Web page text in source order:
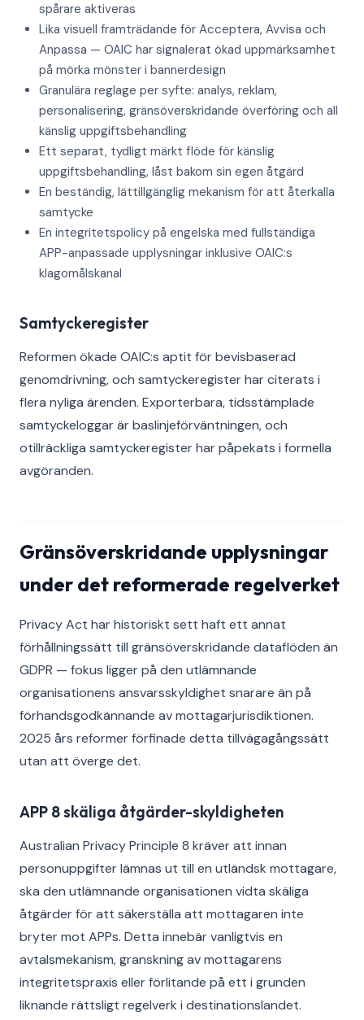
spårare aktiveras
Lika visuell framträdande för Acceptera, Avvisa och
Anpassa — OAIC har signalerat ökad uppmärksamhet
på mörka mönster i bannerdesign
Granulära reglage per syfte: analys, reklam,
personalisering, gränsöverskridande överföring och all
känslig uppgiftsbehandling
Ett separat, tydligt märkt flöde för känslig
uppgiftsbehandling, låst bakom sin egen åtgärd
En beständig, lättillgänglig mekanism för att återkalla
samtycke
En integritetspolicy på engelska med fullständiga
APP-anpassade upplysningar inklusive OAIC:s
klagomålskanal
Samtyckeregister
Reformen ökade OAIC:s aptit för bevisbaserad
genomdrivning, och samtyckeregister har citerats i
flera nyliga ärenden. Exporterbara, tidsstämplade
samtyckeloggar är baslinjeförväntningen, och
otillräckliga samtyckeregister har påpekats i formella
avgöranden.
Gränsöverskridande upplysningar
under det reformerade regelverket
Privacy Act har historiskt sett haft ett annat
förhållningssätt till gränsöverskridande dataflöden än
GDPR — fokus ligger på den utlämnande
organisationens ansvarsskyldighet snarare än på
förhandsgodkännande av mottagarjurisdiktionen.
2025 års reformer förfinade detta tillvägagångssätt
utan att överge det.
APP 8 skäliga åtgärder-skyldigheten
Australian Privacy Principle 8 kräver att innan
personuppgifter lämnas ut till en utländsk mottagare,
ska den utlämnande organisationen vidta skäliga
åtgärder för att säkerställa att mottagaren inte
bryter mot APPs. Detta innebär vanligtvis en
avtalsmekanism, granskning av mottagarens
integritetspraxis eller förlitande på ett i grunden
liknande rättsligt regelverk i destinationslandet.